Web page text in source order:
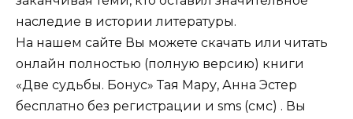
наследие в истории литературы.
На нашем сайте Вы можете скачать или читать
онлайн полностью (полную версию) книги
«Две судьбы. Бонус» Тая Мару, Анна Эстер
бесплатно без регистрации и sms (смс) . Вы